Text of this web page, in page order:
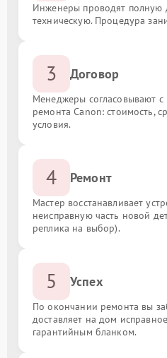
Инженеры проводят полную
техническую. Процедура
3 Договор
Менеджеры согласовывают с
ремонта Canon: стоимость,
условия.
4 Ремонт
Мастер восстанавливает
неисправную часть новой
реплика на выбор).
5 Успех
По окончании ремонта вы
доставляет на дом
гарантийным бланком.